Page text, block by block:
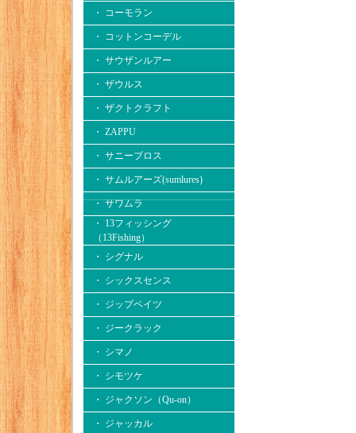
・ コーモラン
・ コットンコーデル
・ サウザンルアー
・ ザウルス
・ ザクトクラフト
・ ZAPPU
・ サニーブロス
・ サムルアーズ(sumlures)
・ サワムラ
・ 13フィッシング
（13Fishing）
・ シグナル
・ シックスセンス
・ ジップベイツ
・ ジークラック
・ シマノ
・ シモツケ
・ ジャクソン（Qu-on）
・ ジャッカル